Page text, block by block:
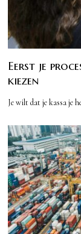
Eerst je
kiezen
Je wilt dat je kassa je